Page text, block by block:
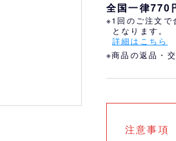
全国一律770
※1回のご注文
となります。
詳細はこちら
※商品の返品・
注意事項